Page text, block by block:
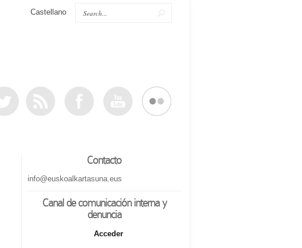
Castellano
Contacto
info@euskoalkartasuna.eus
Canal de comunicación interna y
denuncia
Acceder